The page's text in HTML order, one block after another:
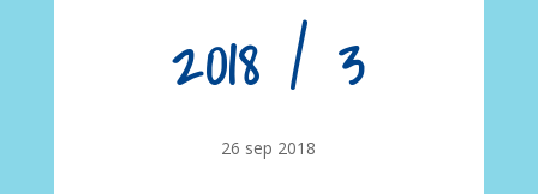
2018 / 3
26 sep 2018